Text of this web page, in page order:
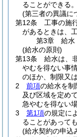
ることができる。
(第三者の異議に
第12条
工事の施
があるときは、
第3章
給水
(給水の原則)
第13条
給水は、
やむを得ない事
のほか、制限又
2
前項の給水を制
及び区域を定め
急やむを得ない
3
第1項の規定に
ることがあって
(給水契約の申込